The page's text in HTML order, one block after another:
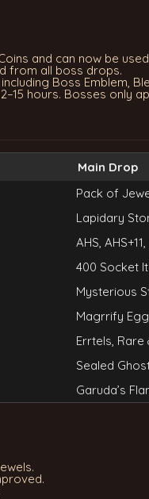
and can now be
from all boss drops.
Boss Emblem,
hours. Bosses only
Main Drop
Pack of
Lapidary
AHS,
400 Socket
Mysterious
Magrrify
Errtels, Rare
Sealed
Garuda’s